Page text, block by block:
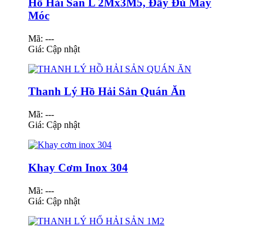
Hồ Hải Sàn L 2Mx3M5, Đầy Đủ Máy
Móc
Mã: ---
Giá: Cập nhật
Thanh Lý Hồ Hải Sản Quán Ăn
Mã: ---
Giá: Cập nhật
Khay Cơm Inox 304
Mã: ---
Giá: Cập nhật